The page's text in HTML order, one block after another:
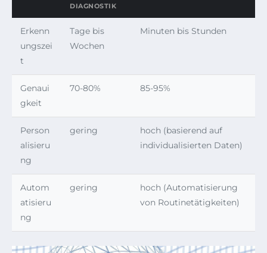
DIAGNOSTIK
Erkenn
ungszei
t
Tage bis
Wochen
Minuten bis Stunden
Genaui
gkeit
70-80% 85-95%
Person
alisieru
ng
gering
hoch (basierend auf
individualisierten Daten)
Autom
atisieru
ng
gering
hoch (Automatisierung
von Routinetätigkeiten)